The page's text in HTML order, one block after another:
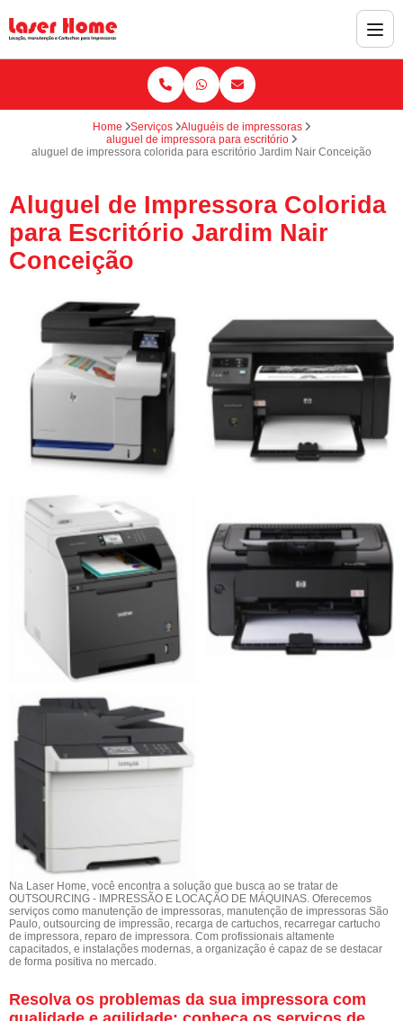
Home Serviços
Aluguéis de impressoras
aluguel de impressora para escritório
aluguel de impressora colorida para escritório Jardim Nair Conceição
Aluguel de Impressora Colorida
para Escritório Jardim Nair
Conceição
Na Laser Home, você encontra a solução que busca ao se tratar de
OUTSOURCING - IMPRESSÃO E LOCAÇÃO DE MÁQUINAS. Oferecemos
serviços como manutenção de impressoras, manutenção de impressoras São
Paulo, outsourcing de impressão, recarga de cartuchos, recarregar cartucho
de impressora, reparo de impressora. Com profissionais altamente
capacitados, e instalações modernas, a organização é capaz de se destacar
de forma positiva no mercado.
Resolva os problemas da sua impressora com